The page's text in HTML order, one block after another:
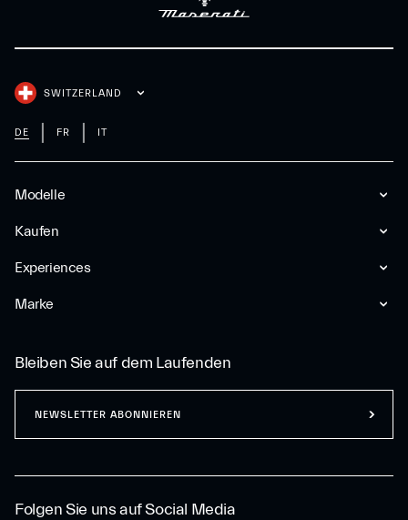
Modelle
Kaufen
Experiences
Marke
SWITZERLAND
DE FR IT
Folgen Sie uns auf Social Media
Bleiben Sie auf dem Laufenden
NEWSLETTER ABONNIEREN